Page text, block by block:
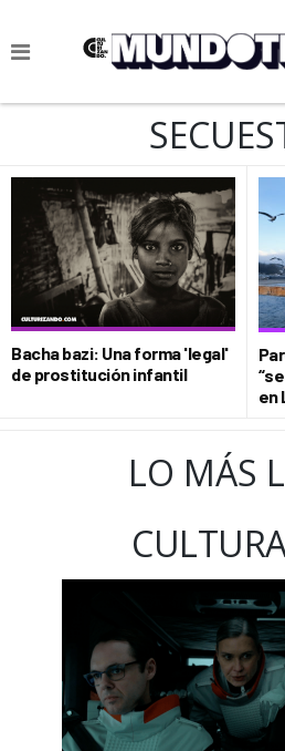
NOTICIAS
CIENCIA Y TECNOLOGÍA
VIDA
SOCIEDAD
CULTURIZANDO.COM
Bacha bazi: Una forma 'legal'
de prostitución infantil
en
LO MÁS